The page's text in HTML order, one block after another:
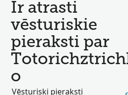
Ir atrasti
vēsturiskie
pieraksti par
o
Vēsturiski pieraksti